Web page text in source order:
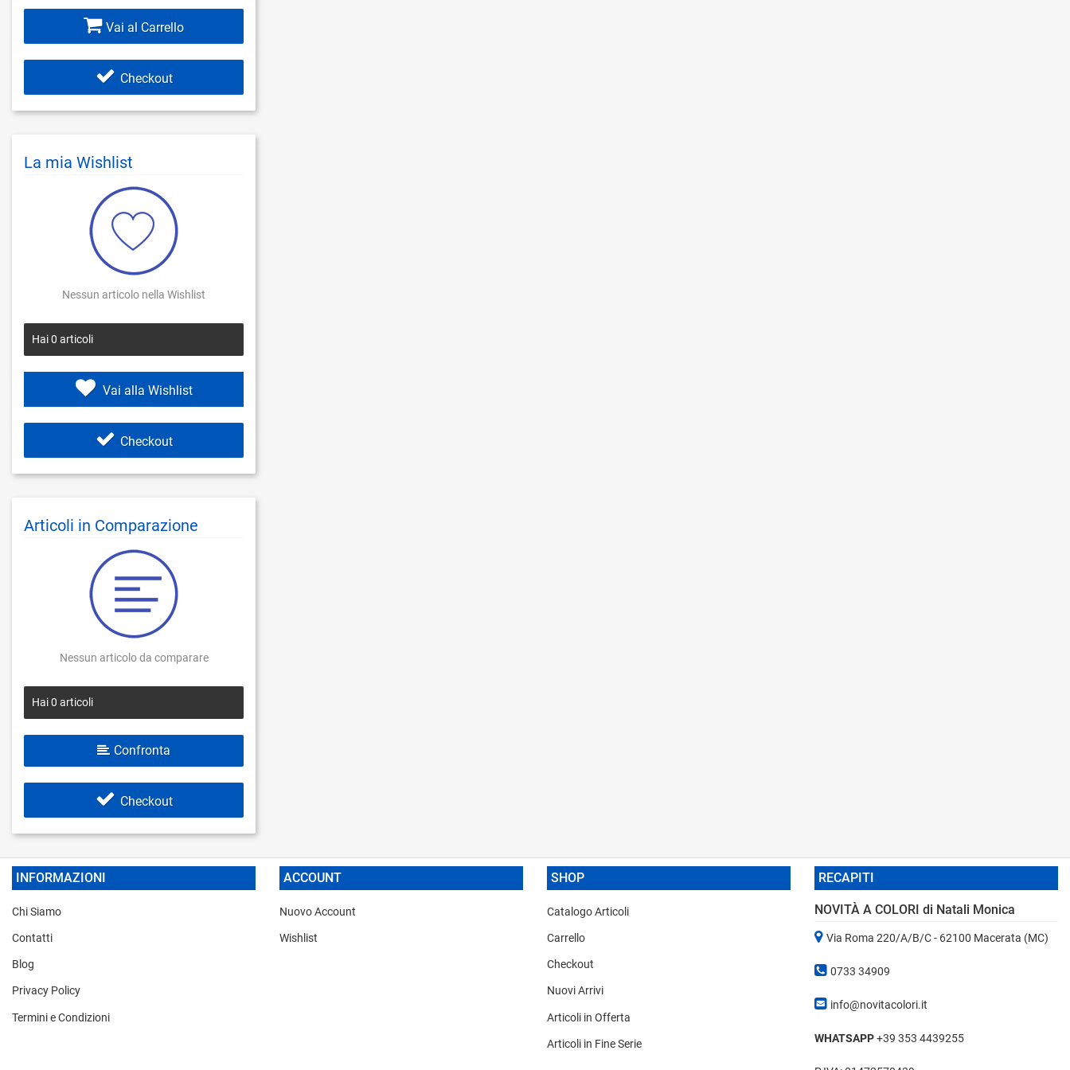
Vai al Carrello
Checkout
La mia Wishlist
Nessun articolo nella Wishlist
Hai0 articoli
Vai alla Wishlist
Checkout
Articoli in Comparazione
Nessun articolo da comparare
Hai0 articoli
Confronta
Checkout
INFORMAZIONI
Chi Siamo
Contatti
Blog
Privacy Policy
Termini e Condizioni
ACCOUNT
Nuovo Account
Wishlist
SHOP
Catalogo Articoli
Carrello
Checkout
Nuovi Arrivi
Articoli in Offerta
Articoli in Fine Serie
RECAPITI
NOVITÀ A COLORI di Natali Monica
Via Roma 220/A/B/C - 62100 Macerata (MC)
0733 34909
info@novitacolori.it
WHATSAPP+39 353 4439255